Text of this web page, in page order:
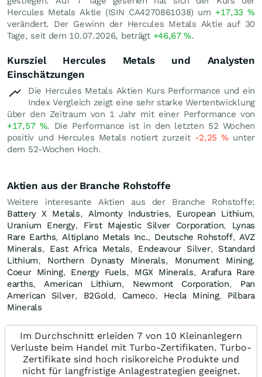
Hercules Metals Aktie (ISIN CA4270861038) um +17,33%
verändert. Der Gewinn der Hercules Metals Aktie auf 30
Tage, seit dem 10.07.2026, beträgt +46,67%.
Kursziel Hercules Metals und Analysten
Einschätzungen
Die Hercules Metals Aktien Kurs Performance und ein
Index Vergleich zeigt eine sehr starke Wertentwicklung
über den Zeitraum von 1 Jahr mit einer Performance von
+17,57 %. Die Performance ist in den letzten 52 Wochen
positiv und Hercules Metals notiert zurzeit -2,25% unter
dem 52-Wochen Hoch.
Aktien aus der Branche Rohstoffe
Weitere interesante Aktien aus der Branche Rohstoffe:
Battery X Metals, Almonty Industries, European Lithium,
Uranium Energy, First Majestic Silver Corporation, Lynas
Rare Earths,Altiplano Metals Inc., Deutsche Rohstoff, AVZ
Minerals, East Africa Metals, Endeavour Silver, Standard
Lithium, Northern Dynasty Minerals, Monument Mining,
Coeur Mining, Energy Fuels, MGX Minerals,Arafura Rare
earths,American Lithium, Newmont Corporation, Pan
American Silver, B2Gold, Cameco, Hecla Mining, Pilbara
Minerals
Im Durchschnitt erleiden 7 von 10 Kleinanlegern
Verluste beim Handel mit Turbo-Zertifikaten. Turbo-
Zertifikate sind hoch risikoreiche Produkte und
nicht für langfristige Anlagestrategien geeignet.